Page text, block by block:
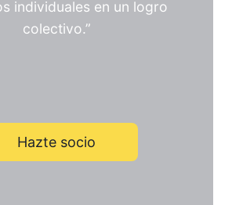
individuales en un logro
colectivo.”
Hazte socio